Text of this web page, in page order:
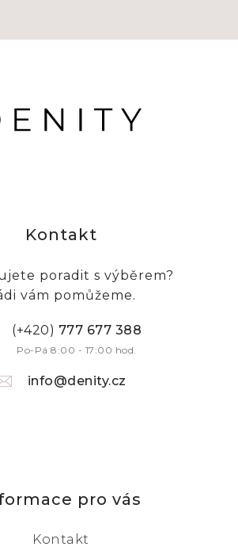
Kontakt
poradit s výběrem?
vám pomůžeme.
(+420) 777 677 388
Po-Pá 8:00 - 17:00 hod.
info@denity.cz
pro vás
Kontakt